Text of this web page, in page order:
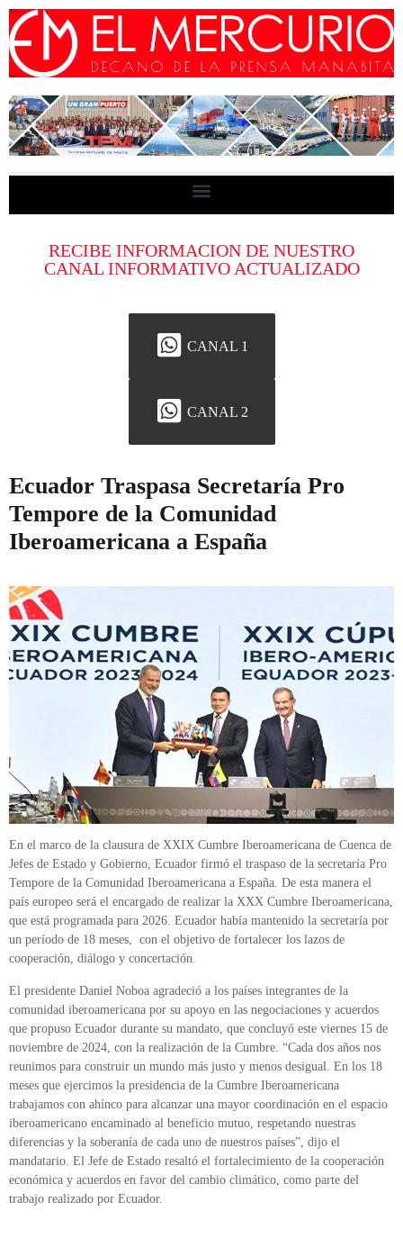
RECIBE INFORMACION DE NUESTRO
CANAL INFORMATIVO ACTUALIZADO
CANAL 1
CANAL 2
Ecuador Traspasa Secretaría Pro
Tempore de la Comunidad
Iberoamericana a España
En el marco de la clausura de XXIX Cumbre Iberoamericana de Cuenca de
Jefes de Estado y Gobierno, Ecuador firmó el traspaso de la secretaría Pro
Tempore de la Comunidad Iberoamericana a España. De esta manera el
país europeo será el encargado de realizar la XXX Cumbre Iberoamericana,
que está programada para 2026. Ecuador había mantenido la secretaría por
un período de 18 meses, con el objetivo de fortalecer los lazos de
cooperación, diálogo y concertación.
El presidente Daniel Noboa agradeció a los países integrantes de la
comunidad iberoamericana por su apoyo en las negociaciones y acuerdos
que propuso Ecuador durante su mandato, que concluyó este viernes 15 de
noviembre de 2024, con la realización de la Cumbre. “Cada dos años nos
reunimos para construir un mundo más justo y menos desigual. En los 18
meses que ejercimos la presidencia de la Cumbre Iberoamericana
trabajamos con ahínco para alcanzar una mayor coordinación en el espacio
iberoamericano encaminado al beneficio mutuo, respetando nuestras
diferencias y la soberanía de cada uno de nuestros países”, dijo el
mandatario. El Jefe de Estado resaltó el fortalecimiento de la cooperación
económica y acuerdos en favor del cambio climático, como parte del
trabajo realizado por Ecuador.